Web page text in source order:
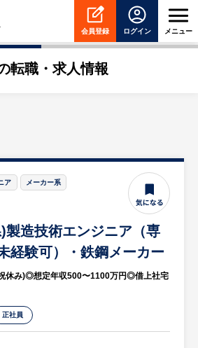
会員登録 ログイン メニュー
転職・求人情報
ア メーカー系
製造技術エンジニア（専
経験可）・鉄鋼メーカー
休み)◎想定年収500〜1100万円◎借上社宅
正社員